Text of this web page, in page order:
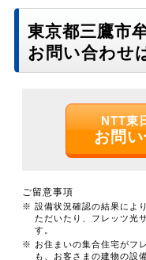
東京都三鷹市
お問い合わせ
NTT東
お問
ご留意事項
※ 設備状況確認の結果によ
ただいたり、フレッツ光
す。
※ お住まいの集合住宅がフ
も、お客さまの建物の設